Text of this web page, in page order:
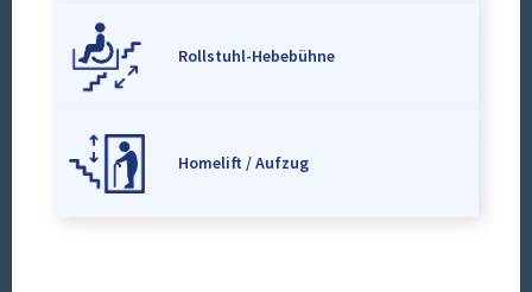
Rollstuhl-Hebebühne
Homelift / Aufzug